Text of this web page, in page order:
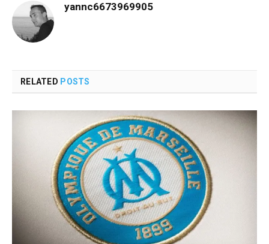
yannc6673969905
RELATED POSTS